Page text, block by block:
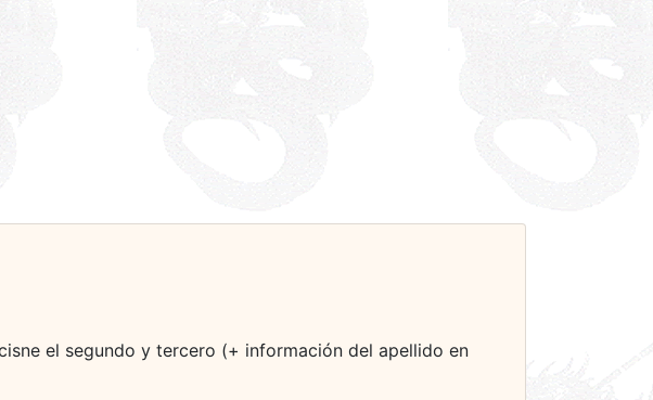
el segundo y tercero (+ información del apellido en